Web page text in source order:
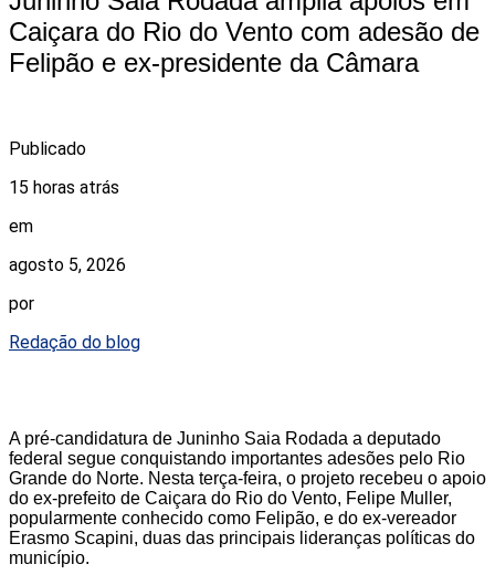
Caiçara do Rio do Vento com adesão de
Felipão e ex-presidente da Câmara
Publicado
15 horas atrás
em
agosto 5, 2026
por
Redação do blog
A pré-candidatura de Juninho Saia Rodada a deputado
federal segue conquistando importantes adesões pelo Rio
Grande do Norte. Nesta terça-feira, o projeto recebeu o apoio
do ex-prefeito de Caiçara do Rio do Vento, Felipe Muller,
popularmente conhecido como Felipão, e do ex-vereador
Erasmo Scapini, duas das principais lideranças políticas do
município.